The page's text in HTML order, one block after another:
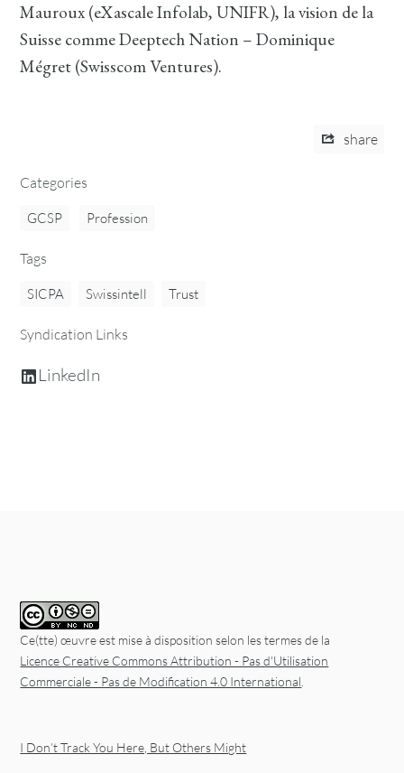
Mauroux (eXascale Infolab, UNIFR), la vision de la
Suisse comme Deeptech Nation – Dominique
Mégret (Swisscom Ventures).
share
Categories
GCSP Profession
Tags
SICPA Swissintell Trust
Syndication Links
LinkedIn
Ce(tte) œuvre est mise à disposition selon les termes de la
Licence Creative Commons Attribution - Pas d'Utilisation
Commerciale - Pas de Modification 4.0 International
I Don’t Track You Here, But Others Might